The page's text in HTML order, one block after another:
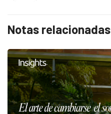
Notas relacionadas